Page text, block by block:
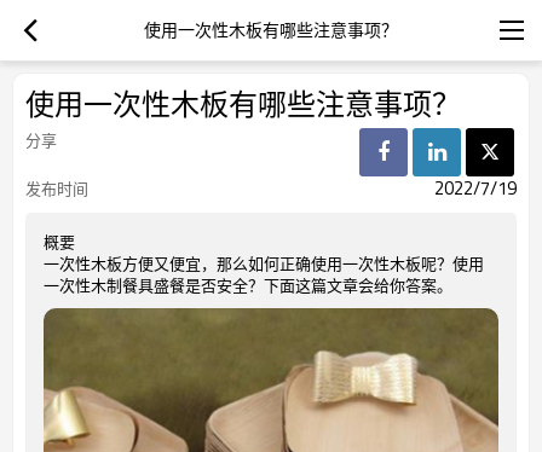
使用一次性木板有哪些注意事项？
使用一次性木板有哪些注意事项？
分享
发布时间
2022/7/19
概要
一次性木板方便又便宜，那么如何正确使用一次性木板呢？使用
一次性木制餐具盛餐是否安全？下面这篇文章会给你答案。